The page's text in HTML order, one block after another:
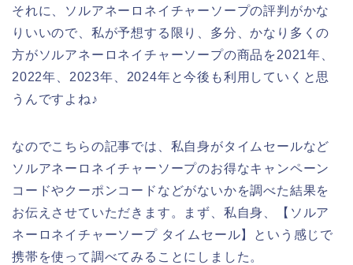
それに、ソルアネーロネイチャーソープの評判がかな
りいいので、私が予想する限り、多分、かなり多くの
方がソルアネーロネイチャーソープの商品を2021年、
2022年、2023年、2024年と今後も利用していくと思
うんですよね♪
なのでこちらの記事では、私自身がタイムセールなど
ソルアネーロネイチャーソープのお得なキャンペーン
コードやクーポンコードなどがないかを調べた結果を
お伝えさせていただきます。まず、私自身、【ソルア
ネーロネイチャーソープ タイムセール】という感じで
携帯を使って調べてみることにしました。